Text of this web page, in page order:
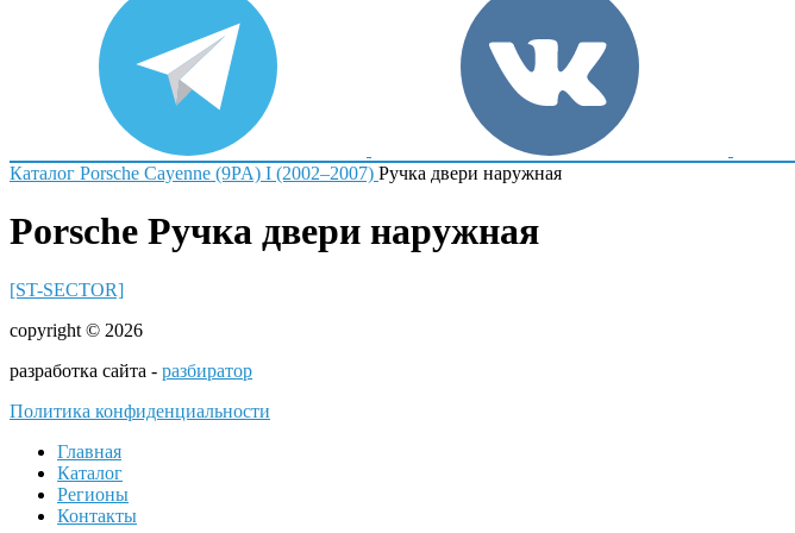
Каталог Porsche Cayenne (9PA) I (2002–2007) Ручка двери наружная
Porsche Ручка двери наружная
[ST-SECTOR]
copyright © 2026
разработка сайта - разбиратор
Политика конфиденциальности
Главная
Каталог
Регионы
Контакты